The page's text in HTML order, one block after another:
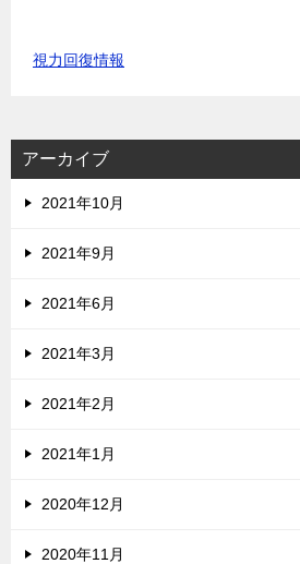
視力回復情報
アーカイブ
2021年10月
2021年9月
2021年6月
2021年3月
2021年2月
2021年1月
2020年12月
2020年11月